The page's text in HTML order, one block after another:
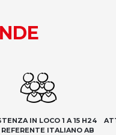
IN LOCO 1 A 15 H24
REFERENTE ITALIANO AB